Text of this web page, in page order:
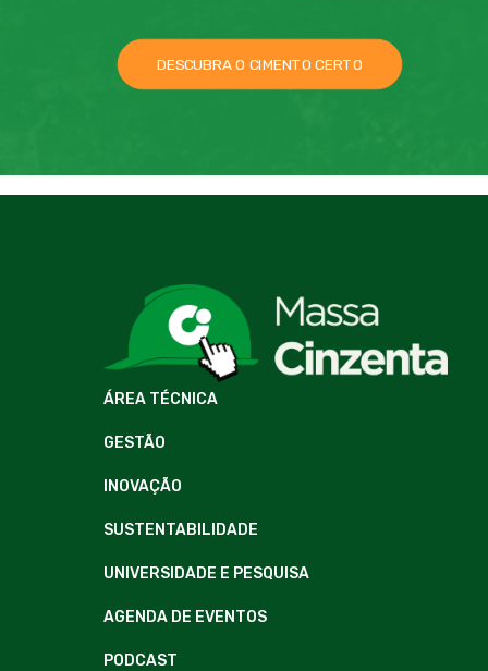
DESCUBRA O CIMENTO CERTO
ÁREA TÉCNICA
GESTÃO
INOVAÇÃO
SUSTENTABILIDADE
UNIVERSIDADE E PESQUISA
AGENDA DE EVENTOS
PODCAST